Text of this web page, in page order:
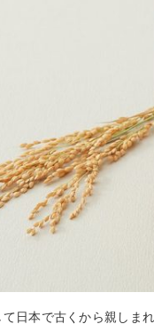
日本で古くから親しま